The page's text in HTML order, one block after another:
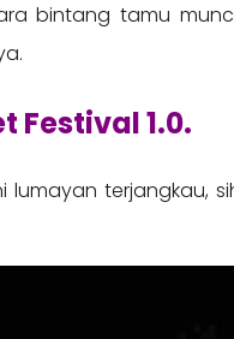
bintang tamu
Festival 1.0.
lumayan terjangkau,